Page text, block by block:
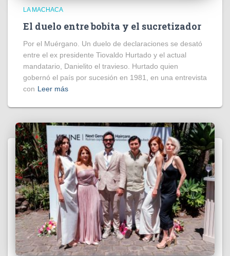
LA MACHACA
El duelo entre bobita y el sucretizador
Por el Muérgano. Un duelo de declaraciones se desató
entre el ex presidente Tiovaldo Hurtado y el actual
mandatario, Danielito el travieso. Hurtado quien
gobernó el país por sucesión en 1981, en una entrevista
con Leer más